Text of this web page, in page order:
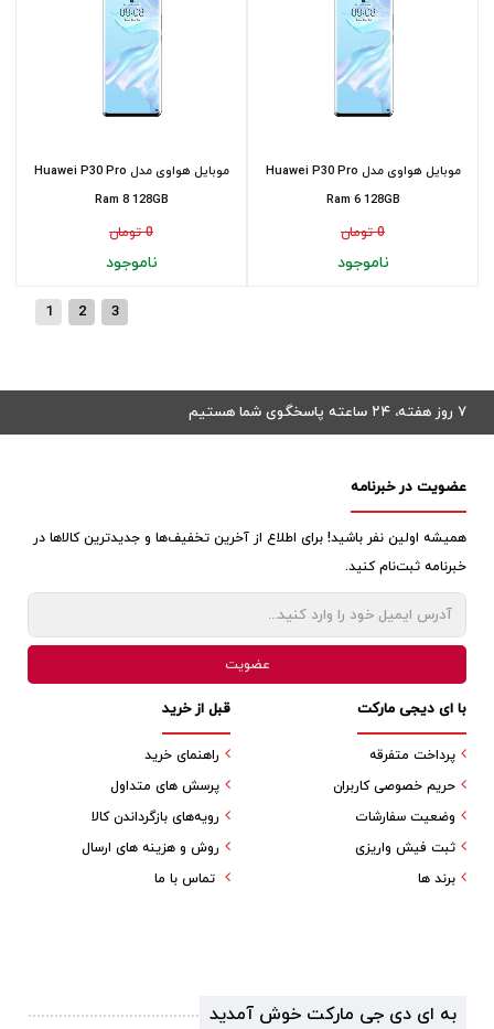
موبایل هواوی مدل Huawei P30 Pro
Ram 8 128GB
0 تومان
ناموجود
موبایل هواوی مدل Huawei P30 Pro
Ram 6 128GB
0 تومان
ناموجود
1 2 3
۷ روز هفته، ۲۴ ساعته پاسخگوی شما هستیم
عضویت در خبرنامه
همیشه اولین نفر باشید! برای اطلاع از آخرین تخفیف‌ها و جدیدترین کالاها در
خبرنامه ثبت‌نام کنید.
قبل از خرید
راهنمای خرید
پرسش های متداول
رویه‌های بازگرداندن کالا
روش و هزینه های ارسال
تماس با ما
با ای دیجی مارکت
پرداخت متفرقه
حریم خصوصی کاربران
وضعیت سفارشات
ثبت فیش واریزی
برند ها
به ای دی جی مارکت خوش آمدید